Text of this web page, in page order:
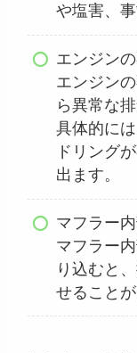
や塩害、
エンジン
エンジン
ら異常な
具体的に
ドリング
出ます。
マフラー
マフラー
り込むと
せることが